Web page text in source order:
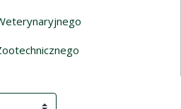
przeładowanie treści)